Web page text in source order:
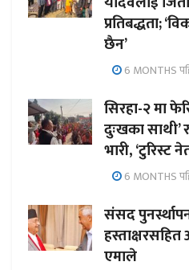
प्रतिबद्धता;
छैन’
6 MONTHS
सिरहा-२ मा
दुःखका साथी’
भारी, ‘टुरिस्ट
6 MONTHS
संसद
एमाले